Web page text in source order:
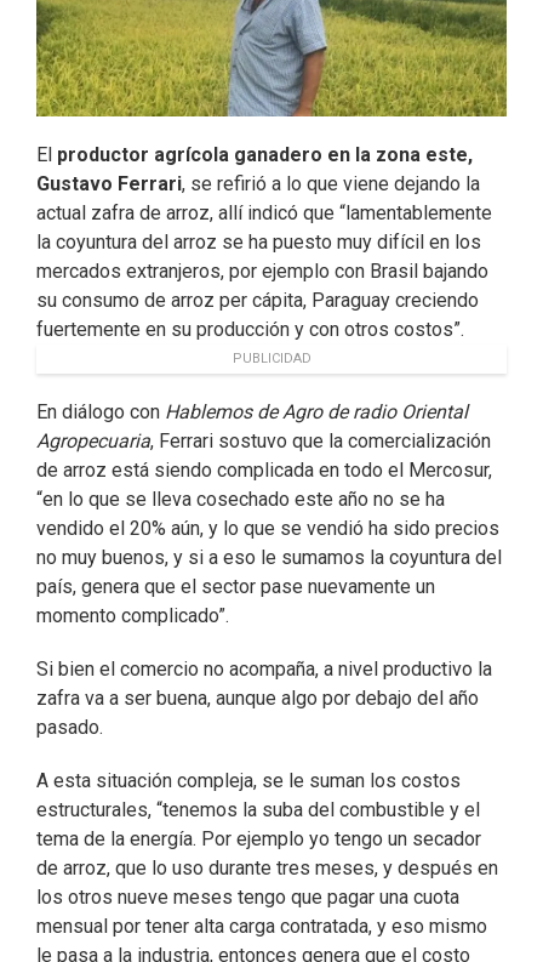
El productor agrícola ganadero en la zona este,
Gustavo Ferrari, se refirió a lo que viene dejando la
actual zafra de arroz, allí indicó que “lamentablemente
la coyuntura del arroz se ha puesto muy difícil en los
mercados extranjeros, por ejemplo con Brasil bajando
su consumo de arroz per cápita, Paraguay creciendo
fuertemente en su producción y con otros costos”.
PUBLICIDAD
En diálogo con Hablemos de Agro de radio Oriental
Agropecuaria, Ferrari sostuvo que la comercialización
de arroz está siendo complicada en todo el Mercosur,
“en lo que se lleva cosechado este año no se ha
vendido el 20% aún, y lo que se vendió ha sido precios
no muy buenos, y si a eso le sumamos la coyuntura del
país, genera que el sector pase nuevamente un
momento complicado”.
Si bien el comercio no acompaña, a nivel productivo la
zafra va a ser buena, aunque algo por debajo del año
pasado.
A esta situación compleja, se le suman los costos
estructurales, “tenemos la suba del combustible y el
tema de la energía. Por ejemplo yo tengo un secador
de arroz, que lo uso durante tres meses, y después en
los otros nueve meses tengo que pagar una cuota
mensual por tener alta carga contratada, y eso mismo
le pasa a la industria, entonces genera que el costo